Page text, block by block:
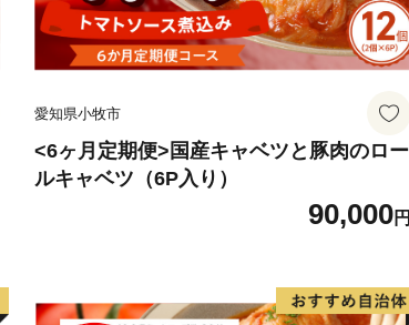
愛知県小牧市
<6ヶ月定期便>国産キャベツと豚肉のロー
ルキャベツ（6P入り）
90,000円